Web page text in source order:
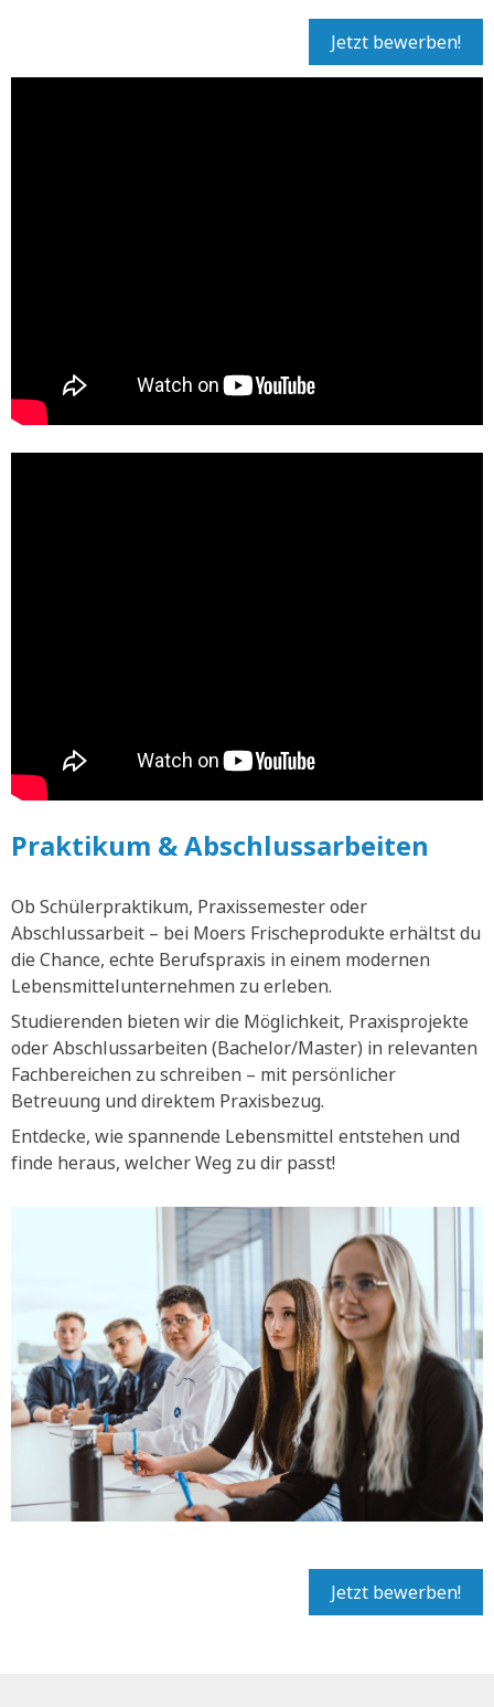
Jetzt bewerben!
Praktikum & Abschlussarbeiten
Ob Schülerpraktikum, Praxissemester oder
Abschlussarbeit – bei Moers Frischeprodukte erhältst du
die Chance, echte Berufspraxis in einem modernen
Lebensmittelunternehmen zu erleben.
Studierenden bieten wir die Möglichkeit, Praxisprojekte
oder Abschlussarbeiten (Bachelor/Master) in relevanten
Fachbereichen zu schreiben – mit persönlicher
Betreuung und direktem Praxisbezug.
Entdecke, wie spannende Lebensmittel entstehen und
finde heraus, welcher Weg zu dir passt!
Jetzt bewerben!